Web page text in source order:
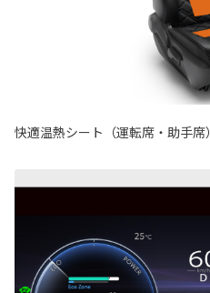
快適温熱シート（運転席・助手席）